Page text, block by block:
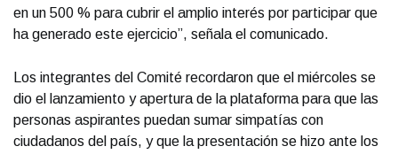
en un 500 % para cubrir el amplio interés por participar que
ha generado este ejercicio”, señala el comunicado.
Los integrantes del Comité recordaron que el miércoles se
dio el lanzamiento y apertura de la plataforma para que las
personas aspirantes puedan sumar simpatías con
ciudadanos del país, y que la presentación se hizo ante los